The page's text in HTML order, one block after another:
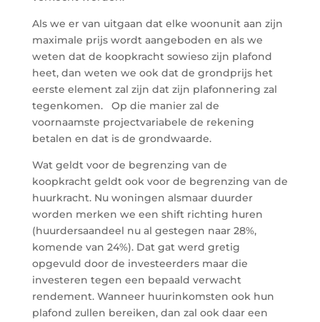
Als we er van uitgaan dat elke woonunit aan zijn
maximale prijs wordt aangeboden en als we
weten dat de koopkracht sowieso zijn plafond
heet, dan weten we ook dat de grondprijs het
eerste element zal zijn dat zijn plafonnering zal
tegenkomen. Op die manier zal de
voornaamste projectvariabele de rekening
betalen en dat is de grondwaarde.
Wat geldt voor de begrenzing van de
koopkracht geldt ook voor de begrenzing van de
huurkracht. Nu woningen alsmaar duurder
worden merken we een shift richting huren
(huurdersaandeel nu al gestegen naar 28%,
komende van 24%). Dat gat werd gretig
opgevuld door de investeerders maar die
investeren tegen een bepaald verwacht
rendement. Wanneer huurinkomsten ook hun
plafond zullen bereiken, dan zal ook daar een